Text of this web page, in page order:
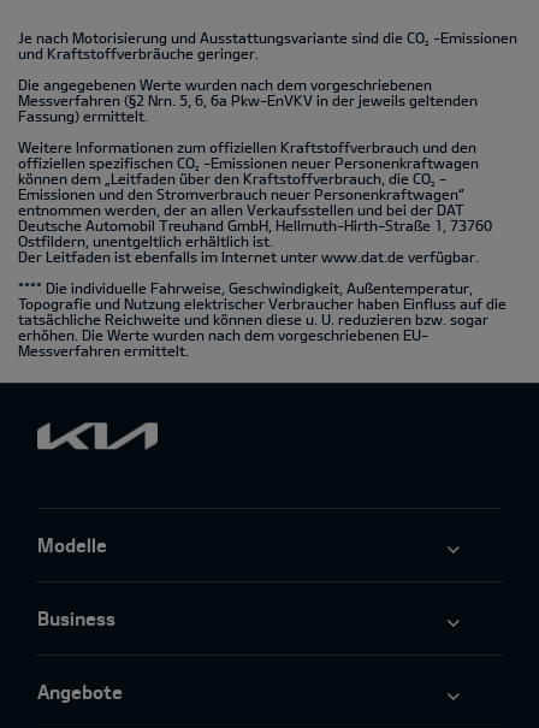
Je nach Motorisierung und Ausstattungsvariante sind die CO2
-Emissionen
und Kraftstoffverbräuche geringer.
Die angegebenen Werte wurden nach dem vorgeschriebenen
Messverfahren (§2 Nrn. 5, 6, 6a Pkw-EnVKV in der jeweils geltenden
Fassung) ermittelt.
Weitere Informationen zum offiziellen Kraftstoffverbrauch und den
offiziellen spezifischen CO2
-Emissionen neuer Personenkraftwagen
können dem „Leitfaden über den Kraftstoffverbrauch, die CO2
-
Emissionen und den Stromverbrauch neuer Personenkraftwagen“
entnommen werden, der an allen Verkaufsstellen und bei der DAT
Deutsche Automobil Treuhand GmbH, Hellmuth-Hirth-Straße 1, 73760
Ostfildern, unentgeltlich erhältlich ist.
Der Leitfaden ist ebenfalls im Internet unter www.dat.de verfügbar.
**** Die individuelle Fahrweise, Geschwindigkeit, Außentemperatur,
Topografie und Nutzung elektrischer Verbraucher haben Einfluss auf die
tatsächliche Reichweite und können diese u. U. reduzieren bzw. sogar
erhöhen. Die Werte wurden nach dem vorgeschriebenen EU-
Messverfahren ermittelt.
Modelle
Business
Angebote